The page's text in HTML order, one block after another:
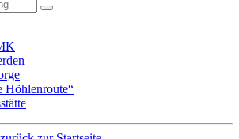
Höhlenroute“